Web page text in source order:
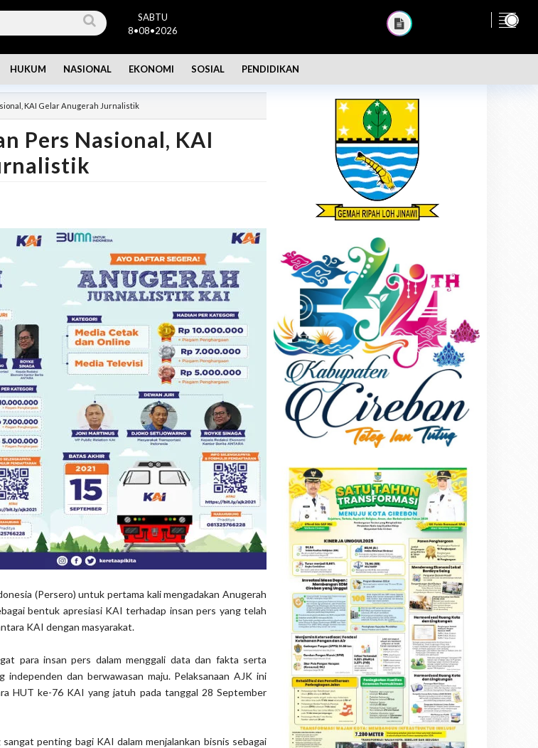
SABTU
8•08•2026
HUKUM NASIONAL EKONOMI SOSIAL PENDIDIKAN
KAI Gelar Anugerah Jurnalistik
Pers Nasional, KAI
(Persero) untuk pertama kali mengadakan Anugerah
bentuk apresiasi KAI terhadap insan pers yang telah
KAI dengan masyarakat.
para insan pers dalam menggali data dan fakta serta
independen dan berwawasan maju. Pelaksanaan AJK ini
HUT ke-76 KAI yang jatuh pada tanggal 28 September
penting bagi KAI dalam menjalankan bisnis sebagai